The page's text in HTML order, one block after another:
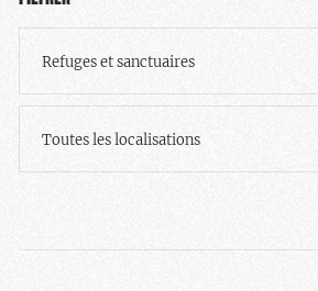
Refuges et sanctuaires
Toutes les localisations